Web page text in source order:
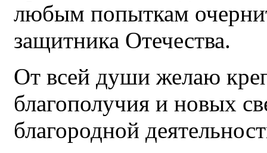
любым попыткам
защитника Отечества.
От всей души желаю
благополучия и новых
благородной